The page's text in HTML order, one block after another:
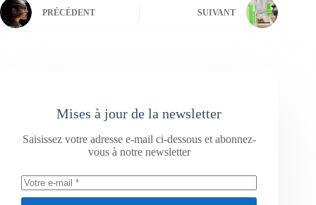
PRÉCÉDENT SUIVANT
Mises à jour de la newsletter
Saisissez votre adresse e-mail ci-dessous et abonnez-
vous à notre newsletter